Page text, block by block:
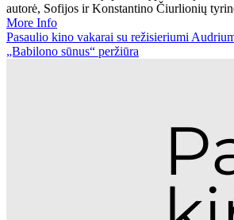
autorė, Sofijos ir Konstantino Čiurlionių
More Info
Pasaulio kino vakarai su režisieriumi
„Babilono sūnus“ peržiūra